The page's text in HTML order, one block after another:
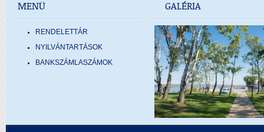
MENÜ
RENDELETTÁR
NYILVÁNTARTÁSOK
BANKSZÁMLASZÁMOK
GALÉRIA